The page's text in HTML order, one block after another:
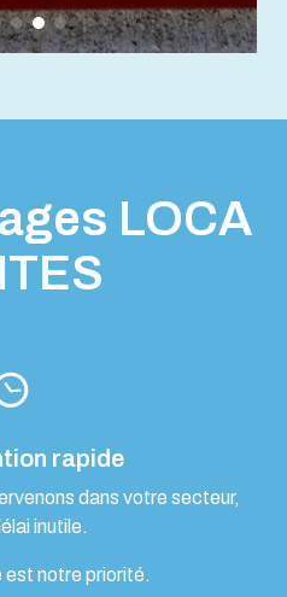
LOCA
rapide
dans votre secteur,
inutile.
est notre priorité.